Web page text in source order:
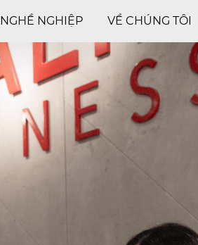
NGHỀ NGHIỆP VỀ CHÚNG TÔI